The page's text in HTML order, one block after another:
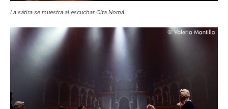
La sátira se muestra al escuchar Oita Nomá.